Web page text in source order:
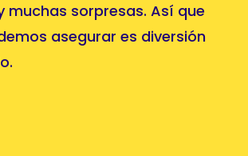
muchas sorpresas. Así que
asegurar es diversión